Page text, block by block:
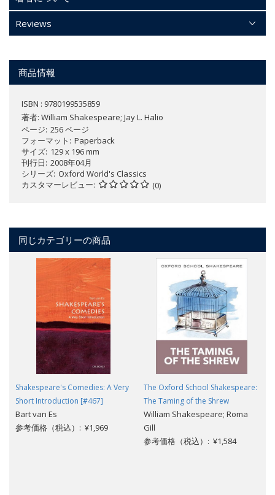
Reviews
商品情報
ISBN : 9780199535859
著者: William Shakespeare; Jay L. Halio
ページ 256 ページ
フォーマット
Paperback
サイズ 129 x 196 mm
刊行日 2008年04月
シリーズ Oxford World's Classics
カスタマーレビュー
(0)
同じカテゴリーの商品
Shakespeare's Comedies: A Very
Short Introduction [#467]
Bart van Es
参考価格（税込）: ¥1,969
The Oxford School Shakespeare:
The Taming of the Shrew
William Shakespeare; Roma
Gill
参考価格（税込）: ¥1,584